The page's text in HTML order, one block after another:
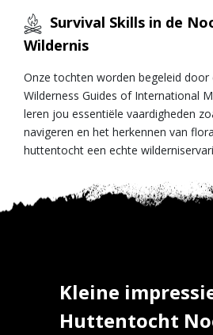
Survival Skills in de
Wildernis
Onze tochten worden begeleid
Wilderness Guides of International
leren jou essentiële vaardigheden
navigeren en het herkennen van
huttentocht een echte
Kleine
Huttentocht